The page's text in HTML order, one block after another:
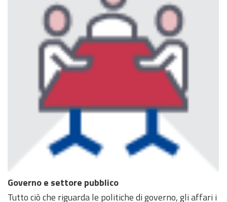
Governo e settore pubblico
Tutto ciò che riguarda le politiche di governo, gli affari i